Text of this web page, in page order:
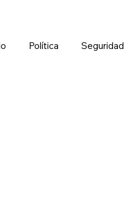
Política Seguridad